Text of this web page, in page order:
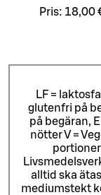
Pris: 18,00
LF =
glutenfri på
på begäran,
nötter V =
alltid ska
mediumstekt